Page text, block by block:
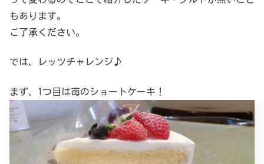
もあります。
ご了承ください。
では、レッツチャレンジ♪
まず、1つ目は苺のショートケーキ！